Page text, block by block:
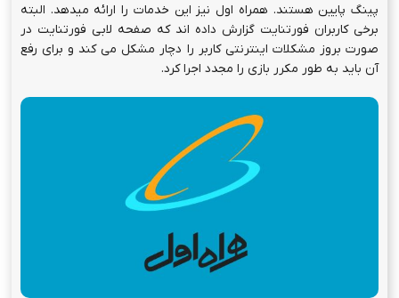
پینگ پایین هستند. همراه اول نیز این خدمات را ارائه میدهد. البته
برخی کاربران فورتنایت گزارش داده اند که صفحه لابی فورتنایت در
صورت بروز مشکلات اینترنتی کاربر را دچار مشکل می کند و برای رفع
آن باید به طور مکرر بازی را مجدد اجرا کرد.